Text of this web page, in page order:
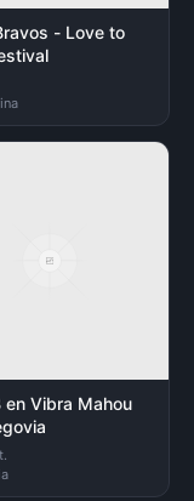
- Love to
en Vibra Mahou